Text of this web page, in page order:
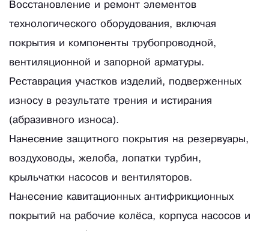
Восстановление и ремонт элементов
технологического оборудования, включая
покрытия и компоненты трубопроводной,
вентиляционной и запорной арматуры.
Реставрация участков изделий, подверженных
износу в результате трения и истирания
(абразивного износа).
Нанесение защитного покрытия на резервуары,
воздуховоды, желоба, лопатки турбин,
крыльчатки насосов и вентиляторов.
Нанесение кавитационных антифрикционных
покрытий на рабочие колёса, корпуса насосов и